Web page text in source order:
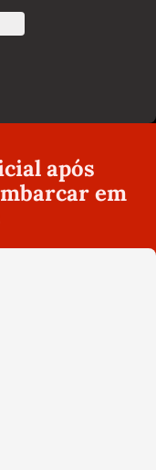
após
em